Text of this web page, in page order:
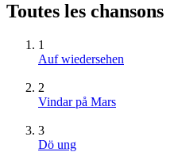
Toutes les chansons
1
Auf wiedersehen
2
Vindar på Mars
3
Dö ung